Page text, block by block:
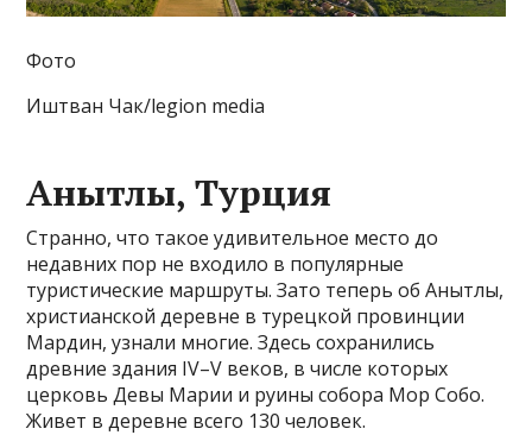
Фото
Иштван Чак/legion media
Анытлы, Турция
Странно, что такое удивительное место до
недавних пор не входило в популярные
туристические маршруты. Зато теперь об Анытлы,
христианской деревне в турецкой провинции
Мардин, узнали многие. Здесь сохранились
древние здания IV–V веков, в числе которых
церковь Девы Марии и руины собора Мор Собо.
Живет в деревне всего 130 человек.